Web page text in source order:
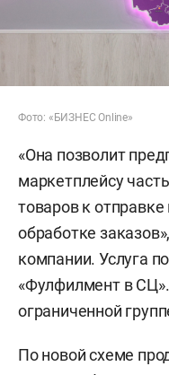
Фото: «БИЗНЕС Online»
«Она позволит
маркетплейсу
товаров к
обработке
компании. Услуга
«Фулфилмент в
ограниченной
По новой схеме